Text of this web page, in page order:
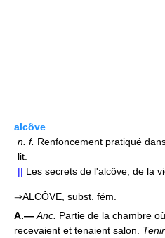
alcôve
n. f. Renfoncement pratiqué
lit.
|| Les secrets de l'alcôve, de la
⇒ALCÔVE, subst. fém.
A.— Anc. Partie de la chambre
recevaient et tenaient salon.